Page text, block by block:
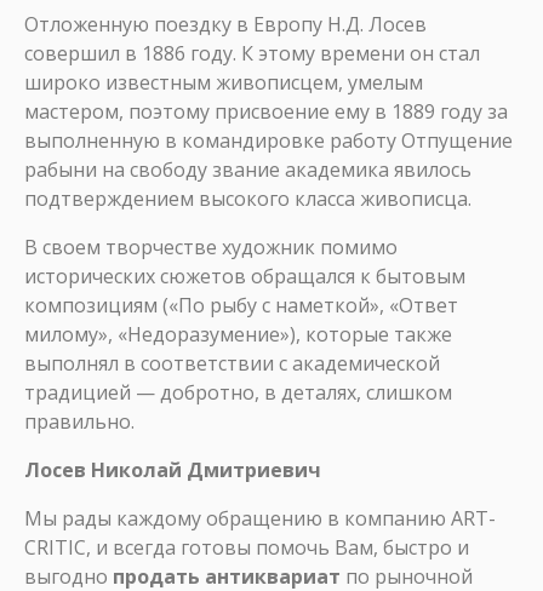
Отложенную поездку в Европу Н.Д. Лосев
совершил в 1886 году. К этому времени он стал
широко известным живописцем, умелым
мастером, поэтому присвоение ему в 1889 году за
выполненную в командировке работу Отпущение
рабыни на свободу звание академика явилось
подтверждением высокого класса живописца.
В своем творчестве художник помимо
исторических сюжетов обращался к бытовым
композициям («По рыбу с наметкой», «Ответ
милому», «Недоразумение»), которые также
выполнял в соответствии с академической
традицией — добротно, в деталях, слишком
правильно.
Лосев Николай Дмитриевич
Мы рады каждому обращению в компанию ART-
CRITIC, и всегда готовы помочь Вам, быстро и
выгодно продать антиквариат по рыночной